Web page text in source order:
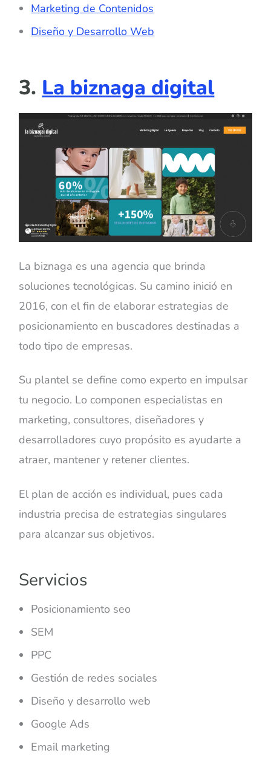
Marketing de Contenidos
Diseño y Desarrollo Web
3. La biznaga digital
La biznaga es una agencia que brinda
soluciones tecnológicas. Su camino inició en
2016, con el fin de elaborar estrategias de
posicionamiento en buscadores destinadas a
todo tipo de empresas.
Su plantel se define como experto en impulsar
tu negocio. Lo componen especialistas en
marketing, consultores, diseñadores y
desarrolladores cuyo propósito es ayudarte a
atraer, mantener y retener clientes.
El plan de acción es individual, pues cada
industria precisa de estrategias singulares
para alcanzar sus objetivos.
Servicios
Posicionamiento seo
SEM
PPC
Gestión de redes sociales
Diseño y desarrollo web
Google Ads
Email marketing